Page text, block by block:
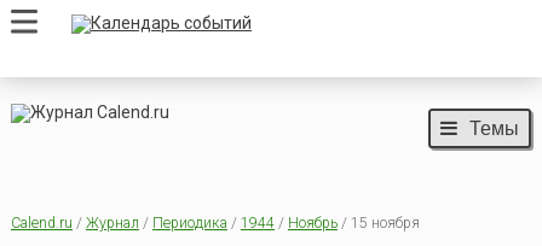
Темы
Calend.ru / Журнал / Периодика / 1944/ Ноябрь/ 15 ноября